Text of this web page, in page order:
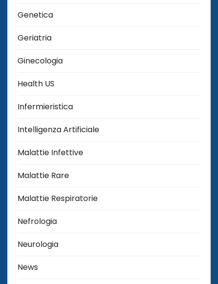
Genetica
Geriatria
Ginecologia
Health US
Infermieristica
Intelligenza Artificiale
Malattie Infettive
Malattie Rare
Malattie Respiratorie
Nefrologia
Neurologia
News